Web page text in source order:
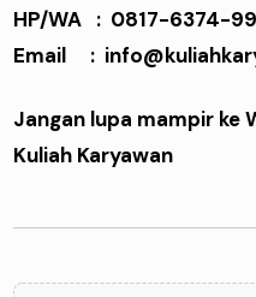
HP/WA : 0817-6374-
Email :
Jangan lupa mampir ke
Kuliah Karyawan